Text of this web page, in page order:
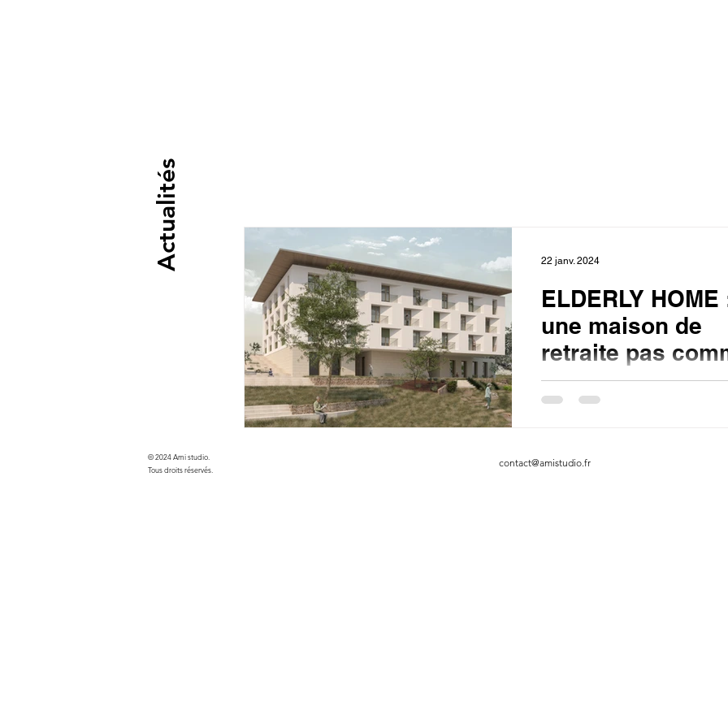
ELDERLY HOME
une maison de
retraite pas
les autres !
En juillet 2023, nous avons eu
de participer à un concours
22 janv. 2024
Actualités
© 2024 Ami studio.
Tous droits réservés.
contact@amistudio.fr